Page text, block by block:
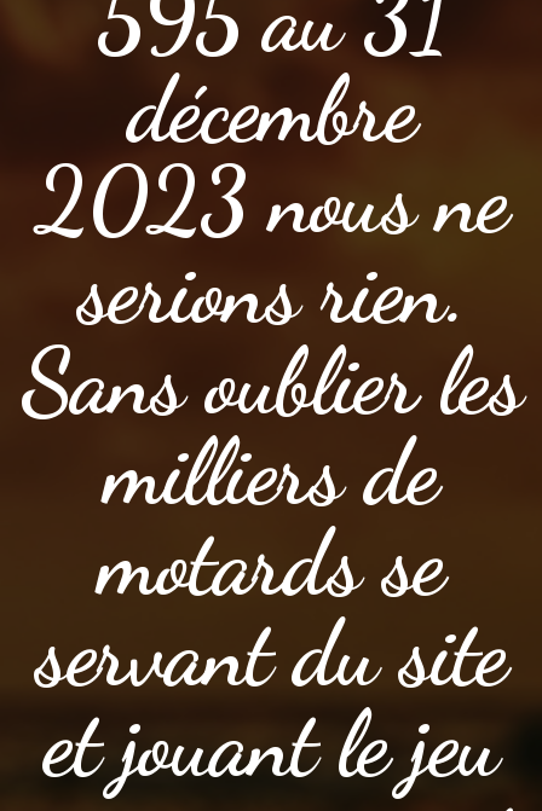
décembre
2023 nous ne
serions rien.
Sans oublier les
milliers de
motards se
servant du site
et jouant le jeu